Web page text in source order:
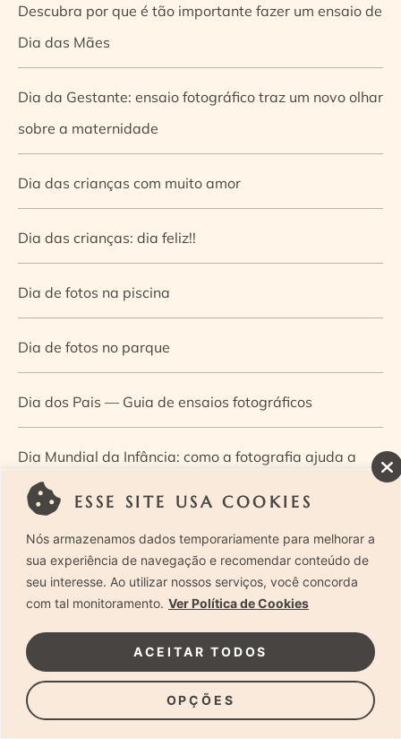
ESSE SITE USA COOKIES
Nós armazenamos dados temporariamente para melhorar a
sua experiência de navegação e recomendar conteúdo de
seu interesse. Ao utilizar nossos serviços, você concorda
com tal monitoramento. Ver Política de Cookies
OPÇÕES
ACEITAR TODOS
Descubra por que é tão importante fazer um ensaio de
Dia das Mães
Dia da Gestante: ensaio fotográfico traz um novo olhar
sobre a maternidade
Dia das crianças com muito amor
Dia das crianças: dia feliz!!
Dia de fotos na piscina
Dia de fotos no parque
Dia dos Pais — Guia de ensaios fotográficos
Dia Mundial da Infância: como a fotografia ajuda a
construir a memória e a identidade da criança
Diário de uma grávida e sua pequena
Dica de especialista: como otimizar o fluxo de trabalho
no ensaio newborn?
Dica de especialista: qual o melhor guia de poses para
fotografia newborn?